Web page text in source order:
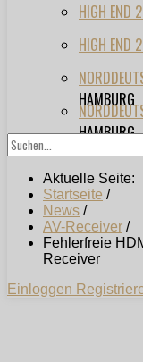
HIGH END
HIGH END
HAMBURG
HAMBURG
Aktuelle Seite:
Startseite /
News /
AV-Receiver /
Fehlerfreie
Receiver
Einloggen